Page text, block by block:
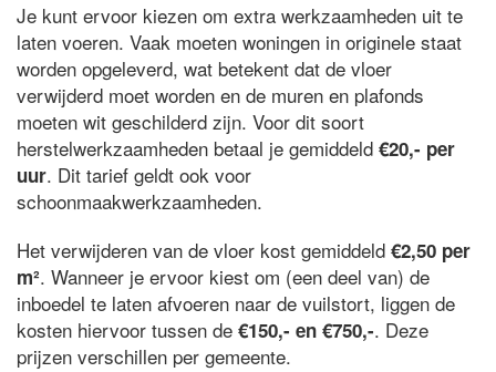
Je kunt ervoor kiezen om extra werkzaamheden uit te
laten voeren. Vaak moeten woningen in originele staat
worden opgeleverd, wat betekent dat de vloer
verwijderd moet worden en de muren en plafonds
moeten wit geschilderd zijn. Voor dit soort
herstelwerkzaamheden betaal je gemiddeld €20,- per
uur. Dit tarief geldt ook voor
schoonmaakwerkzaamheden.
Het verwijderen van de vloer kost gemiddeld €2,50 per
m². Wanneer je ervoor kiest om (een deel van) de
inboedel te laten afvoeren naar de vuilstort, liggen de
kosten hiervoor tussen de €150,- en €750,-. Deze
prijzen verschillen per gemeente.